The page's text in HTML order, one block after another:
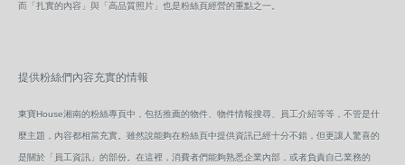
而「扎實的內容」與「高品質照片」也是粉絲頁經營的重點之一。
提供粉絲們內容充實的情報
東寶House湘南的粉絲專頁中，包括推薦的物件、物件情報搜尋、員工介紹等等，不管是什
麼主題，內容都相當充實。雖然說能夠在粉絲頁中提供資訊已經十分不錯，但更讓人驚喜的
是關於「員工資訊」的部份。在這裡，消費者們能夠熟悉企業內部，或者負責自己業務的